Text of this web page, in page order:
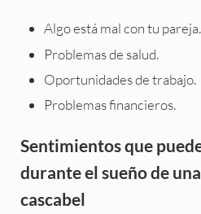
Algo está mal con tu pareja.
Problemas de salud.
Oportunidades de trabajo.
Problemas financieros.
Sentimientos que
durante el sueño de
cascabel